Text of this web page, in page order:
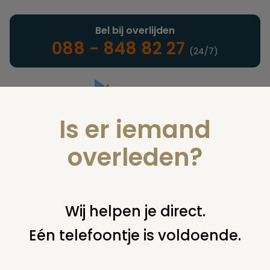
Landelijke uitvaartonderneming
Bel bij overlijden
088 - 848 82 27 (24/7)
U bent hier: home juridisch begraven graf overschrijven
overschrijven grafrechten graf zoontje 3
Is er iemand
overleden?
Wij helpen je direct.
Eén telefoontje is voldoende.